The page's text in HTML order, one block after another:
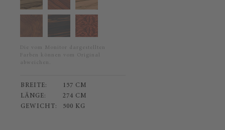
Die vom Monitor dargestellten
Farben können vom Original
abweichen.
BREITE:
157 CM
LÄNGE:
274 CM
GEWICHT:
500 KG